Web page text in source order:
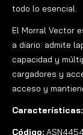
todo lo esencial.
El Morral Vector
a diario: admite
capacidad y
cargadores y
acceso y
Características:
Código: